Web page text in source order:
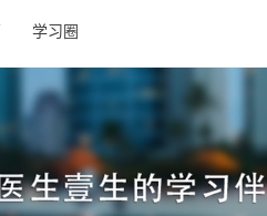
学习圈